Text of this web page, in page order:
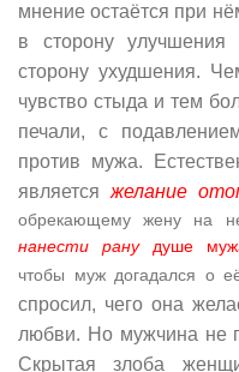
мнение остаётся при
в сторону
сторону ухудшения.
чувство стыда и тем
печали, с
против мужа.
является желание
обрекающему жену на
нанести ранудуше
чтобы муж догадался о
спросил, чего она
любви. Но мужчина не
Скрытая злоба